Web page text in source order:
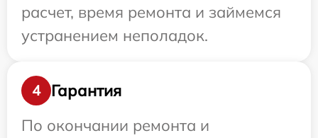
расчет, время ремонта и займемся
устранением неполадок.
4
Гарантия
По окончании ремонта и